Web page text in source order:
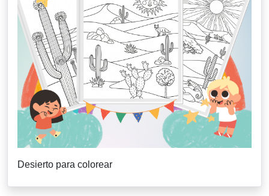
Desierto para colorear